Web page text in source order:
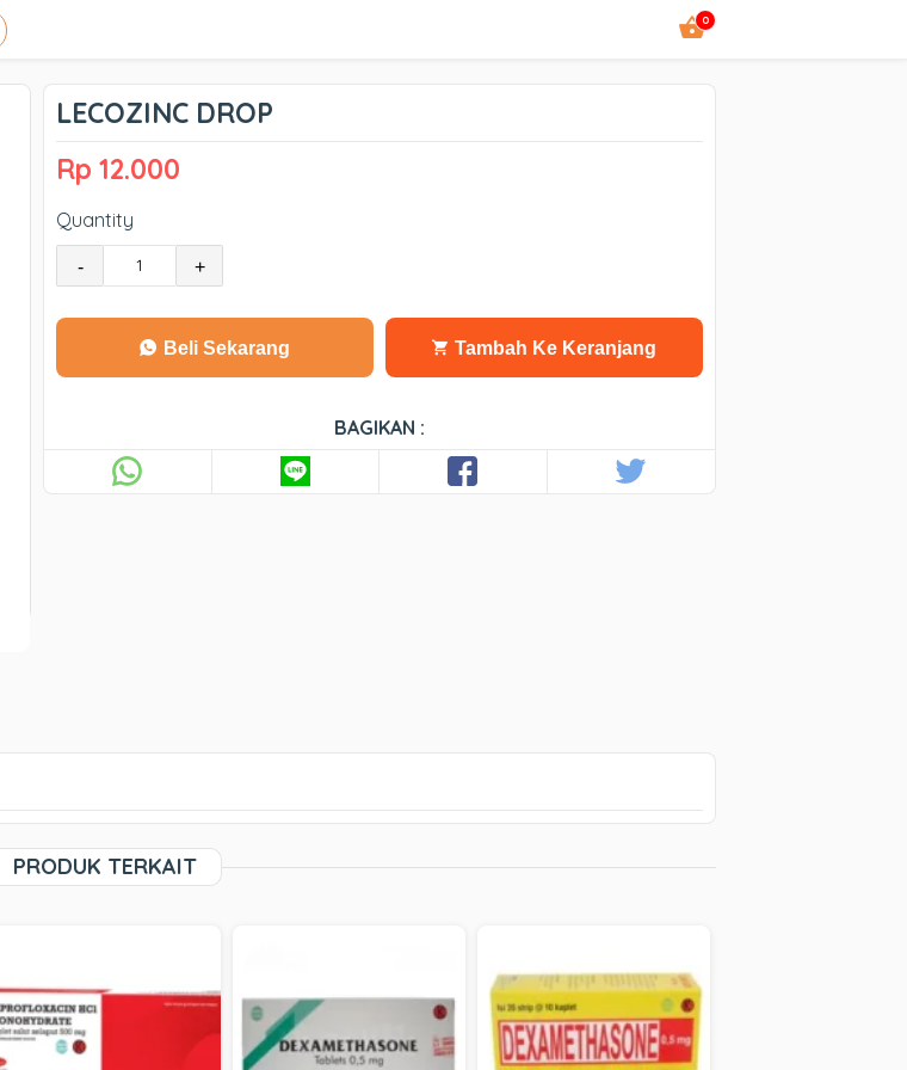
0
LECOZINC DROP
Rp 12.000
Quantity
- +
Beli Sekarang Tambah Ke Keranjang
BAGIKAN :
PRODUK TERKAIT